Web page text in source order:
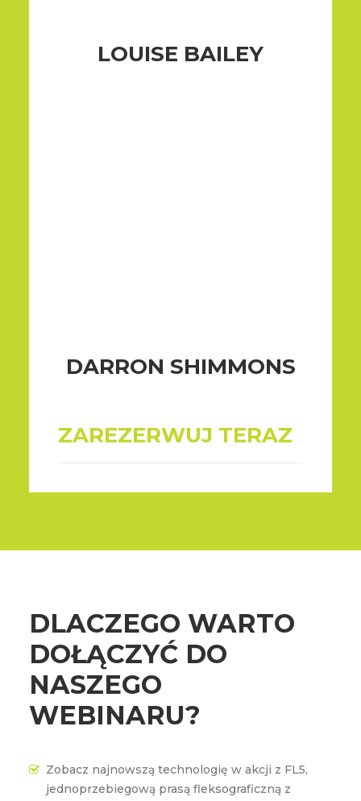
LOUISE BAILEY
DARRON SHIMMONS
ZAREZERWUJ TERAZ
DLACZEGO WARTO
DOŁĄCZYĆ DO
NASZEGO
WEBINARU?
Zobacz najnowszą technologię w akcji z FL5,
jednoprzebiegową prasą fleksograficzną z